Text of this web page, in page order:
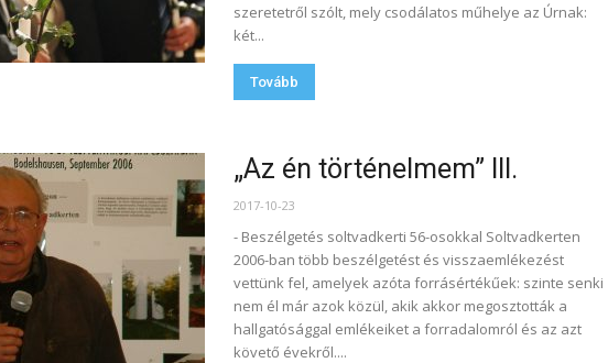
szeretetről szólt, mely csodálatos műhelye az Úrnak:
két...
Tovább
„Az én történelmem” III.
2017-10-23
- Beszélgetés soltvadkerti 56-osokkal Soltvadkerten
2006-ban több beszélgetést és visszaemlékezést
vettünk fel, amelyek azóta forrásértékűek: szinte senki
nem él már azok közül, akik akkor megosztották a
hallgatósággal emlékeiket a forradalomról és az azt
követő évekről....